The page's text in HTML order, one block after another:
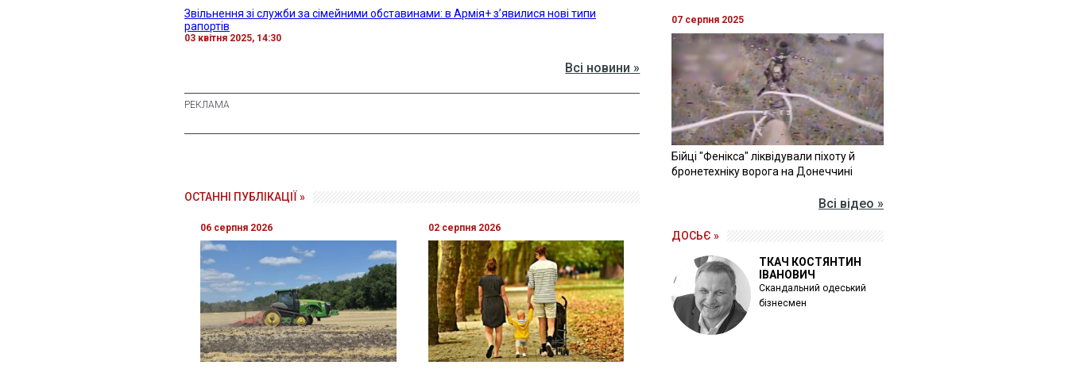
Звільнення зі служби за сімейними обставинами: в Армія+ з’явилися нові типи
рапортів
03 квітня 2025, 14:30
Всі новини »
ОСТАННІ ПУБЛІКАЦІЇ »
06 серпня 2026 02 серпня 2026
07 серпня 2025
Бійці "Фенікса" ліквідували піхоту й
бронетехніку ворога на Донеччині
Всі відео »
ДОСЬЄ »
ТКАЧ КОСТЯНТИН
ІВАНОВИЧ
Скандальний одеський
бізнесмен